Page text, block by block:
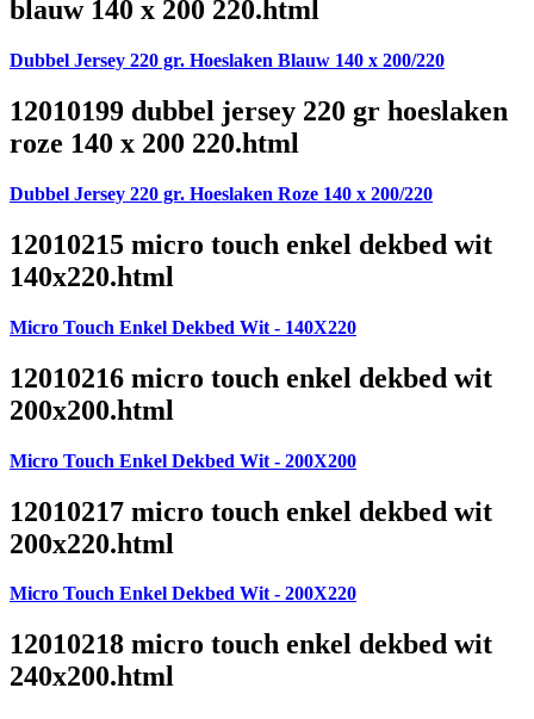
blauw 140 x 200 220.html
Dubbel Jersey 220 gr. Hoeslaken Blauw 140 x 200/220
12010199 dubbel jersey 220 gr hoeslaken
roze 140 x 200 220.html
Dubbel Jersey 220 gr. Hoeslaken Roze 140 x 200/220
12010215 micro touch enkel dekbed wit
140x220.html
Micro Touch Enkel Dekbed Wit - 140X220
12010216 micro touch enkel dekbed wit
200x200.html
Micro Touch Enkel Dekbed Wit - 200X200
12010217 micro touch enkel dekbed wit
200x220.html
Micro Touch Enkel Dekbed Wit - 200X220
12010218 micro touch enkel dekbed wit
240x200.html